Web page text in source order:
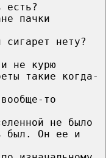
есть?
пачки
нету?
не курю
такие когда-
то
не было
был. Он ее и